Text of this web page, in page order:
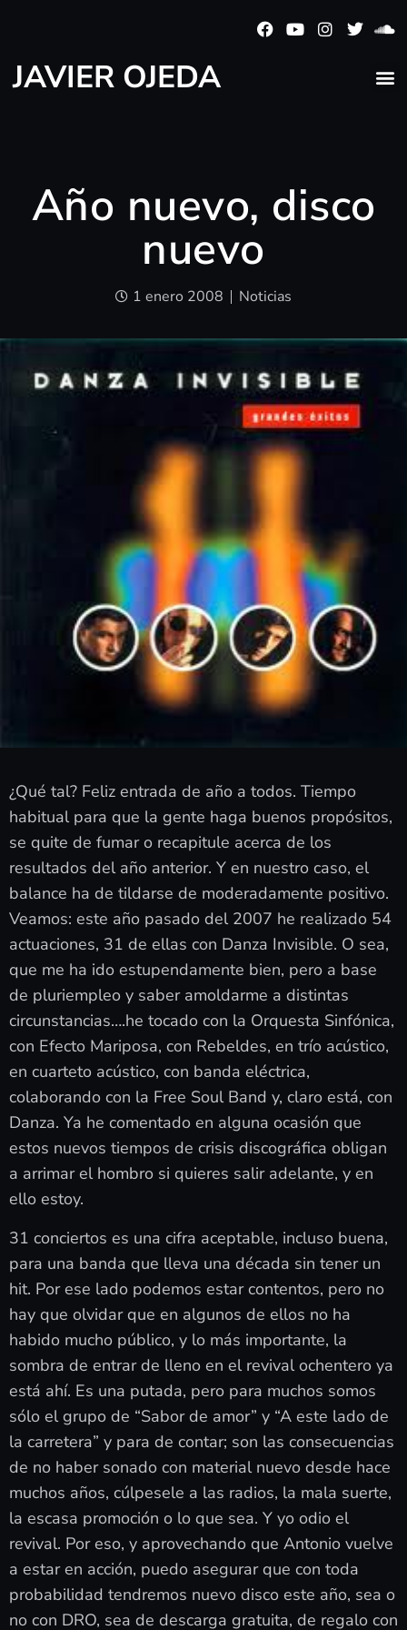
JAVIER OJEDA
Año nuevo, disco
nuevo
1 enero 2008 Noticias
¿Qué tal? Feliz entrada de año a todos. Tiempo
habitual para que la gente haga buenos propósitos,
se quite de fumar o recapitule acerca de los
resultados del año anterior. Y en nuestro caso, el
balance ha de tildarse de moderadamente positivo.
Veamos: este año pasado del 2007 he realizado 54
actuaciones, 31 de ellas con Danza Invisible. O sea,
que me ha ido estupendamente bien, pero a base
de pluriempleo y saber amoldarme a distintas
circunstancias….he tocado con la Orquesta Sinfónica,
con Efecto Mariposa, con Rebeldes, en trío acústico,
en cuarteto acústico, con banda eléctrica,
colaborando con la Free Soul Band y, claro está, con
Danza. Ya he comentado en alguna ocasión que
estos nuevos tiempos de crisis discográfica obligan
a arrimar el hombro si quieres salir adelante, y en
ello estoy.
31 conciertos es una cifra aceptable, incluso buena,
para una banda que lleva una década sin tener un
hit. Por ese lado podemos estar contentos, pero no
hay que olvidar que en algunos de ellos no ha
habido mucho público, y lo más importante, la
sombra de entrar de lleno en el revival ochentero ya
está ahí. Es una putada, pero para muchos somos
sólo el grupo de “Sabor de amor” y “A este lado de
la carretera” y para de contar; son las consecuencias
de no haber sonado con material nuevo desde hace
muchos años, cúlpesele a las radios, la mala suerte,
la escasa promoción o lo que sea. Y yo odio el
revival. Por eso, y aprovechando que Antonio vuelve
a estar en acción, puedo asegurar que con toda
probabilidad tendremos nuevo disco este año, sea o
no con DRO, sea de descarga gratuita, de regalo con